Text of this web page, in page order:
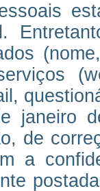
janeiro
de
a